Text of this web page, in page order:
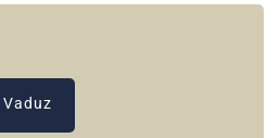
Vaduz